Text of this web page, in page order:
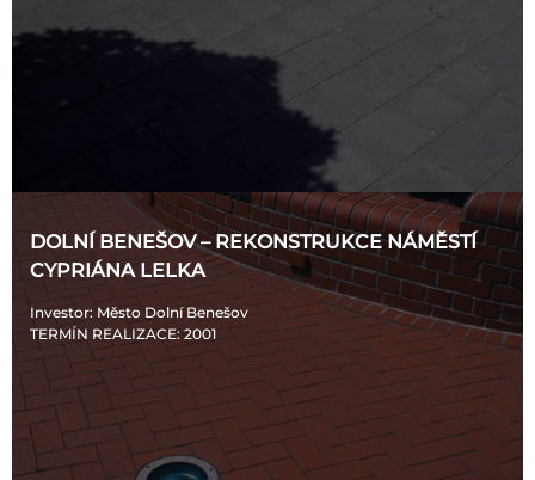
DOLNÍ BENEŠOV – REKONSTRUKCE NÁMĚSTÍ
CYPRIÁNA LELKA
Investor: Město Dolní Benešov
TERMÍN REALIZACE: 2001